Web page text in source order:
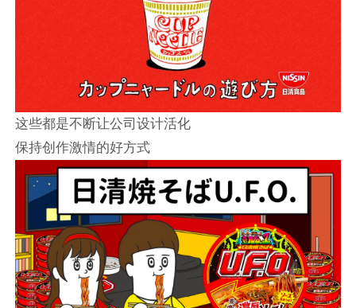
这些都是不断让公司设计活化
保持创作激情的好方式